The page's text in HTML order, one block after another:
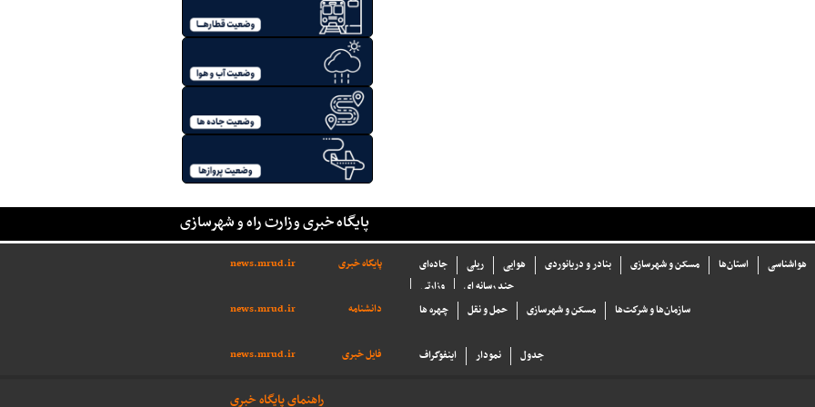
پایگاه خبری وزارت راه و شهرسازی
پایگاه خبری news.mrud.ir جاده‌ای ریلی هوایی بنادر و دریانوردی مسکن و شهرسازی استان‌ها
هواشناسی
وزارتی
چند رسانه ای
دانشنامه
news.mrud.ir چهره ها حمل و نقل مسکن و شهرسازی سازما‌ن‌ها و شركت‌ها
فایل خبری news.mrud.ir اینفوگراف نمودار جدول
راهنمای پایگاه خبری